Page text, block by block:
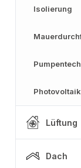
Isolierung
Photovoltaik
Lüftung
Dach